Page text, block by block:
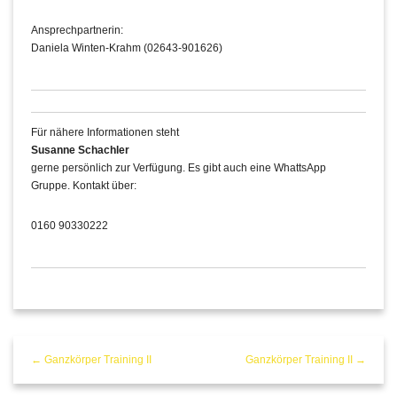
Ansprechpartnerin:
Daniela Winten-Krahm (02643-901626)
Für nähere Informationen steht
Susanne Schachler
gerne persönlich zur Verfügung. Es gibt auch eine WhattsApp
Gruppe. Kontakt über:
0160 90330222
← Ganzkörper Training II Ganzkörper Training II →